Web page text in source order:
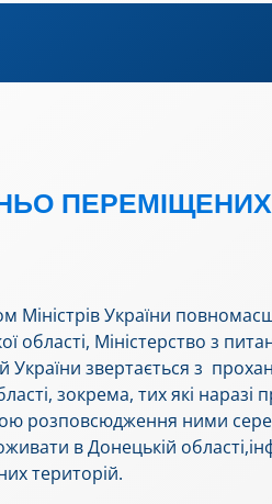
ПЕРЕМІЩЕНИХ
Міністрів України
області, Міністерство з
України звертається з
зокрема, тих які наразі
розповсюдження ними
в Донецькій
територій.